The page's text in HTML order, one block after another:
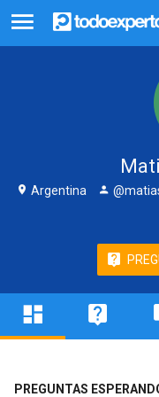
Argentina
PREGUNTAS